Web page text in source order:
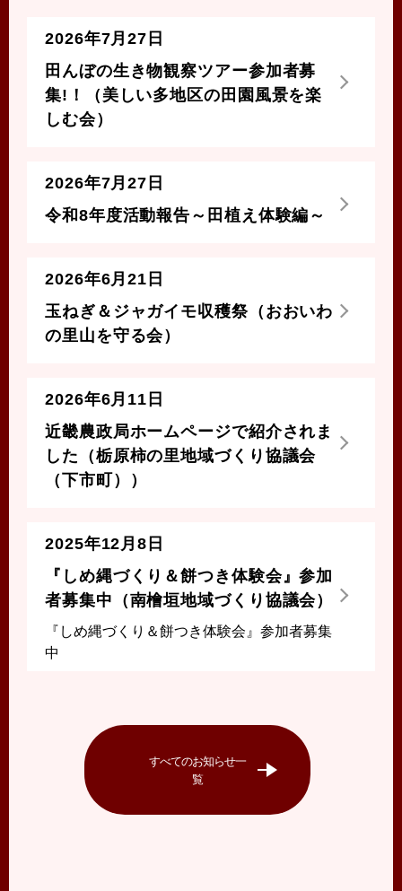
2026年7月27日
田んぼの生き物観察ツアー参加者募
集!！（美しい多地区の田園風景を楽
しむ会）
2026年7月27日
令和8年度活動報告～田植え体験編～
2026年6月21日
玉ねぎ＆ジャガイモ収穫祭（おおいわ
の里山を守る会）
2026年6月11日
近畿農政局ホームページで紹介されま
した（栃原柿の里地域づくり協議会
（下市町））
2025年12月8日
『しめ縄づくり＆餅つき体験会』参加
者募集中（南檜垣地域づくり協議会）
『しめ縄づくり＆餅つき体験会』参加者募集
中
すべてのお知らせ一
覧